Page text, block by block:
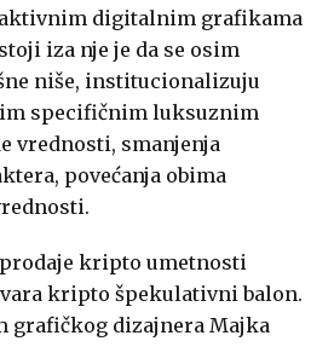
digitalnim grafikama
iza nje je da se osim
niše, institucionalizuju
specifičnim luksuznim
vrednosti, smanjenja
povećanja obima
kripto umetnosti
kripto špekulativni balon.
grafičkog dizajnera Majka